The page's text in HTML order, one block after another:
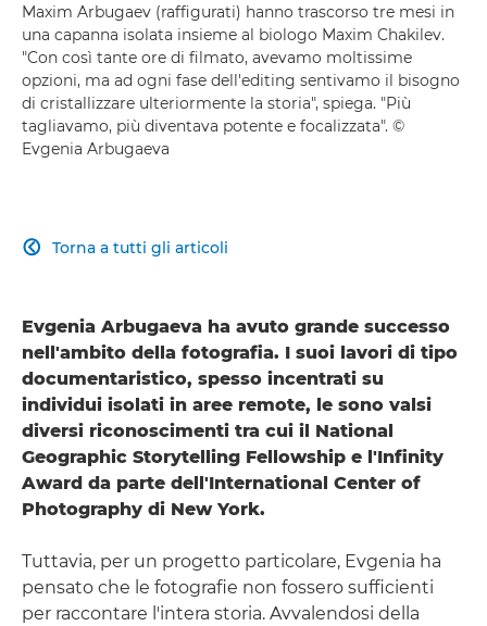
Maxim Arbugaev (raffigurati) hanno trascorso tre mesi in
una capanna isolata insieme al biologo Maxim Chakilev.
"Con così tante ore di filmato, avevamo moltissime
opzioni, ma ad ogni fase dell'editing sentivamo il bisogno
di cristallizzare ulteriormente la storia", spiega. "Più
tagliavamo, più diventava potente e focalizzata". ©
Evgenia Arbugaeva
Torna a tutti gli articoli

Evgenia Arbugaeva ha avuto grande successo
nell'ambito della fotografia. I suoi lavori di tipo
documentaristico, spesso incentrati su
individui isolati in aree remote, le sono valsi
diversi riconoscimenti tra cui il National
Geographic Storytelling Fellowship e l'Infinity
Award da parte dell'International Center of
Photography di New York.
Tuttavia, per un progetto particolare, Evgenia ha
pensato che le fotografie non fossero sufficienti
per raccontare l'intera storia. Avvalendosi della